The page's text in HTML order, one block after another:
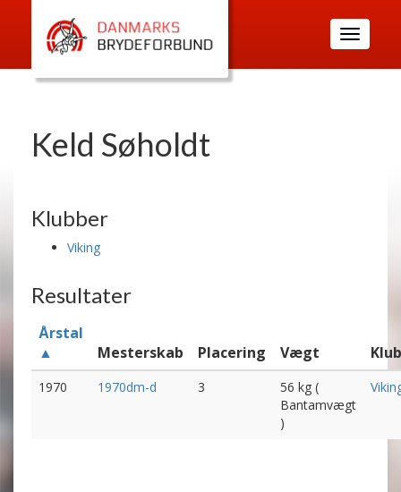
Toggle
navigation
Keld Søholdt
Klubber
Viking
Resultater
Årstal
▲
Mesterskab Placering Vægt Klub
1970 1970dm-d 3
56 kg (
Bantamvægt
)